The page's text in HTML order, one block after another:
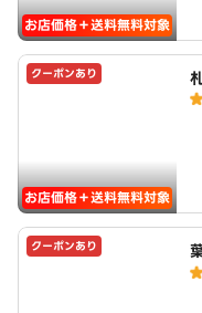
お店価格＋送料無料対象
クーポンあり
お店価格＋送料無料対象
クーポンあり